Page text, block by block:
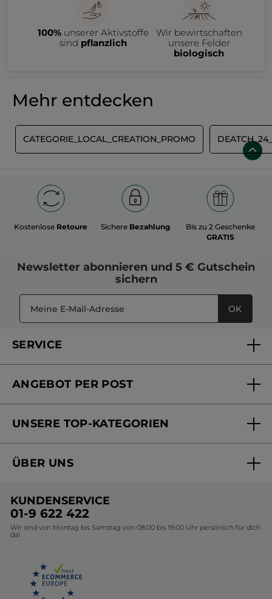
100%unserer Aktivstoffe
sind pflanzlich
Wir bewirtschaften
unsere Felder
biologisch
Mehr entdecken
CATEGORIE_LOCAL_CREATION_PROMO
Kostenlose Retoure Sichere Bezahlung
Bis zu 2 Geschenke
GRATIS
Newsletter abonnieren und 5 € Gutschein
sichern
OK
SERVICE
Mein Konto
Online Preisliste
ANGEBOT PER POST
Versandhandel Preisliste
UNSERE TOP-KATEGORIEN
Black Friday Yves Rocher
Geschenkideen Yves Rocher
Kollektion Monoi Yves Rocher
ÜBER UNS
Umweltstiftung YR
Affiliate Programm
KUNDENSERVICE
01-9 622 422
Wir sind von Montag bis Samstag von 08.00 bis 19.00 Uhr persönlich für dich
da!